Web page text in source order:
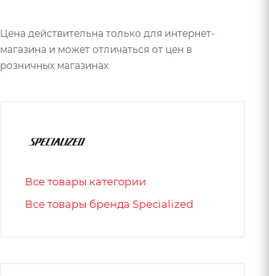
Цена действительна только для интернет-
магазина и может отличаться от цен в
розничных магазинах
Все товары категории
Все товары бренда Specialized